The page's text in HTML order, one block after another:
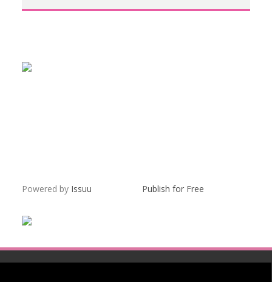
Powered by Issuu Publish for Free